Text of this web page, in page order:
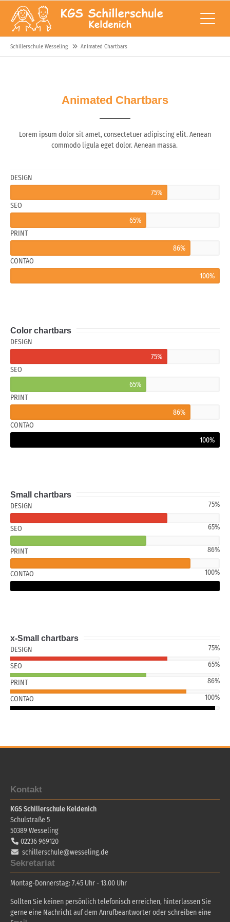
Schillerschule Wesseling Animated Chartbars
Animated Chartbars
Lorem ipsum dolor sit amet, consectetuer adipiscing elit. Aenean
commodo ligula eget dolor. Aenean massa.
DESIGN
75%
SEO
65%
PRINT
86%
CONTAO
100%
Color chartbars
DESIGN
75%
SEO
65%
PRINT
86%
CONTAO
100%
Small chartbars
DESIGN 75%
SEO 65%
PRINT 86%
CONTAO 100%
x-Small chartbars
DESIGN 75%
SEO 65%
PRINT 86%
CONTAO 100%
Kontakt
KGS Schillerschule Keldenich
Schulstraße 5
50389 Wesseling
02236 969120
schillerschule@wesseling.de
Sekretariat
Montag-Donnerstag: 7.45 Uhr - 13.00 Uhr
Sollten Sie keinen persönlich telefonisch erreichen, hinterlassen Sie
gerne eine Nachricht auf dem Anrufbeantworter oder schreiben eine